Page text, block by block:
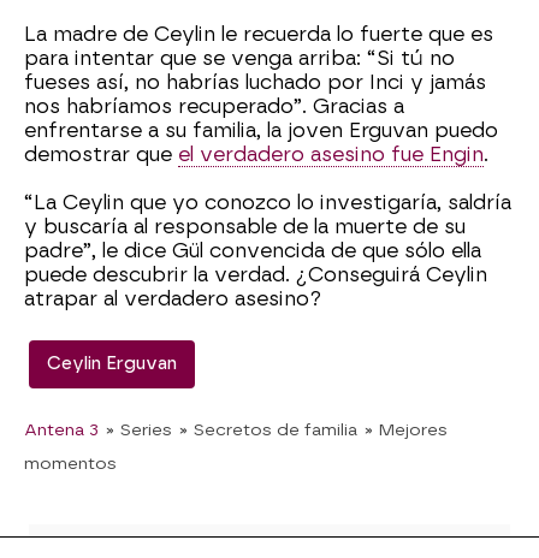
La madre de Ceylin le recuerda lo fuerte que es
para intentar que se venga arriba: “Si tú no
fueses así, no habrías luchado por Inci y jamás
nos habríamos recuperado”. Gracias a
enfrentarse a su familia, la joven Erguvan puedo
demostrar que el verdadero asesino fue Engin.
“La Ceylin que yo conozco lo investigaría, saldría
y buscaría al responsable de la muerte de su
padre”, le dice Gül convencida de que sólo ella
puede descubrir la verdad. ¿Conseguirá Ceylin
atrapar al verdadero asesino?
Ceylin Erguvan
Antena 3 » Series » Secretos de familia » Mejores
momentos